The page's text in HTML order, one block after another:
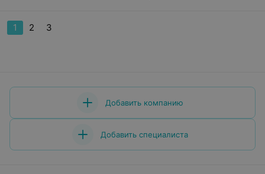
1 2 3
Добавить компанию
Добавить специалиста